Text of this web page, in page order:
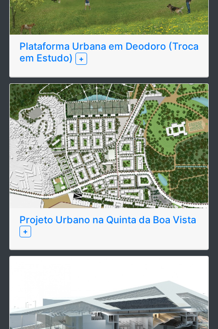
Plataforma Urbana em Deodoro (Troca
em Estudo)
+
Projeto Urbano na Quinta da Boa Vista
+